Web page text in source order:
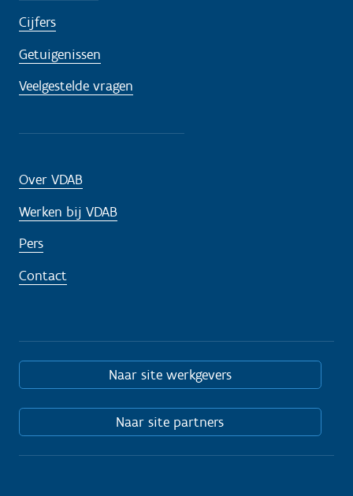
Cijfers
Getuigenissen
Veelgestelde vragen
Over VDAB
Werken bij VDAB
Pers
Contact
Naar site werkgevers
Naar site partners